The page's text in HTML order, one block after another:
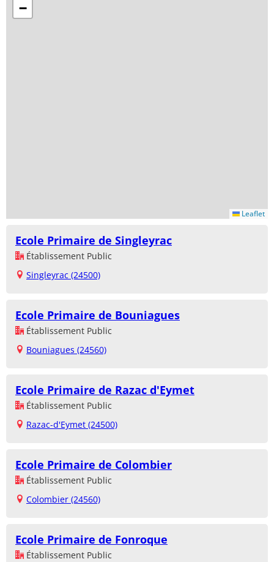
−
Leaflet
Ecole Primaire de Singleyrac
Établissement Public
Singleyrac (24500)
Ecole Primaire de Bouniagues
Établissement Public
Bouniagues (24560)
Ecole Primaire de Razac d'Eymet
Établissement Public
Razac-d'Eymet (24500)
Ecole Primaire de Colombier
Établissement Public
Colombier (24560)
Ecole Primaire de Fonroque
Établissement Public